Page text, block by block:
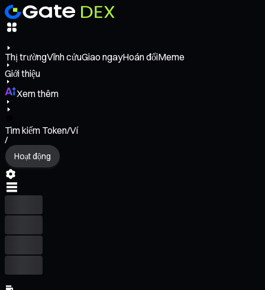
Thị trườngVĩnh cửuGiao ngayHoán đổiMeme
Giới thiệu
Xem thêm
Tìm kiếm Token/Ví
/
Hoạt động